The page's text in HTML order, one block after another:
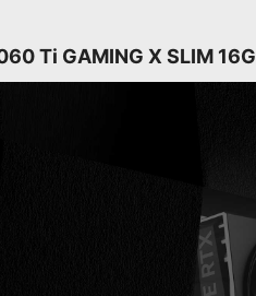
Ti GAMING X SLIM 16G